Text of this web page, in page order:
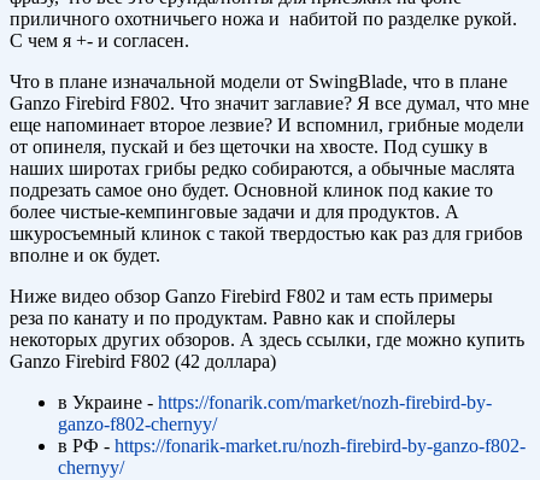
приличного охотничьего ножа и набитой по разделке рукой.
С чем я +- и согласен.
Что в плане изначальной модели от SwingBlade, что в плане
Ganzo Firebird F802. Что значит заглавие? Я все думал, что мне
еще напоминает второе лезвие? И вспомнил, грибные модели
от опинеля, пускай и без щеточки на хвосте. Под сушку в
наших широтах грибы редко собираются, а обычные маслята
подрезать самое оно будет. Основной клинок под какие то
более чистые-кемпинговые задачи и для продуктов. А
шкуросъемный клинок с такой твердостью как раз для грибов
вполне и ок будет.
Ниже видео обзор Ganzo Firebird F802 и там есть примеры
реза по канату и по продуктам. Равно как и спойлеры
некоторых других обзоров. А здесь ссылки, где можно купить
Ganzo Firebird F802 (42 доллара)
в Украине - https://fonarik.com/market/nozh-firebird-by-
ganzo-f802-chernyy/
в РФ - https://fonarik-market.ru/nozh-firebird-by-ganzo-f802-
chernyy/